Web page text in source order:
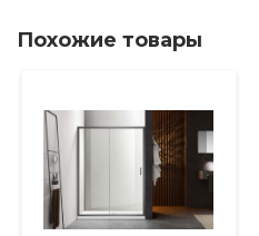
Похожие товары